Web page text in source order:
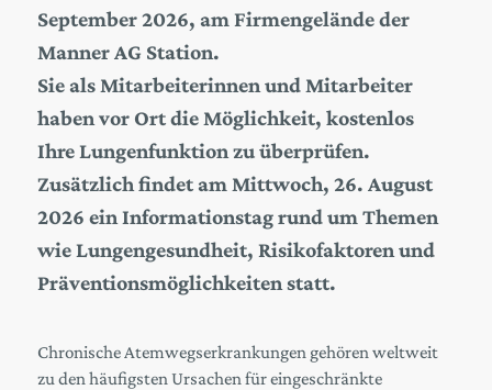
September 2026, am Firmengelände der
Manner AG Station.
Sie als Mitarbeiterinnen und Mitarbeiter
haben vor Ort die Möglichkeit, kostenlos
Ihre Lungenfunktion zu überprüfen.
Zusätzlich findet am Mittwoch, 26. August
2026 ein Informationstag rund um Themen
wie Lungengesundheit, Risikofaktoren und
Präventionsmöglichkeiten statt.
Chronische Atemwegserkrankungen gehören weltweit
zu den häufigsten Ursachen für eingeschränkte